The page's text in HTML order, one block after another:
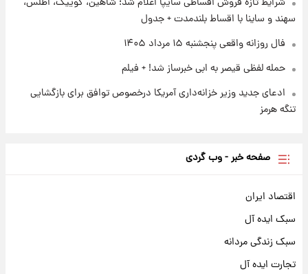
سهند و ساینا با اقساط بلندمدت + جدول
فال روزانه واقعی پنجشنبه ۱۵ مرداد ۱۴۰۵
حمله لفظی قیصر به ابی خبرساز شد! + فیلم
ادعای جدید وزیر خزانه‌داری آمریکا درخصوص توافق برای بازگشایی
تنگه هرمز
صفحه خبر - وب گردی
اقتصاد ایران
سبک ایده آل
سبک زندگی مردانه
تجارت ایده آل